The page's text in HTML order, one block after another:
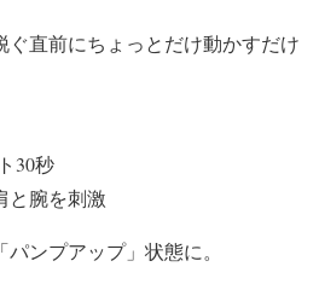
ぐ直前にちょっとだけ動かすだけ
30秒
と腕を刺激
ンプアップ」状態に。